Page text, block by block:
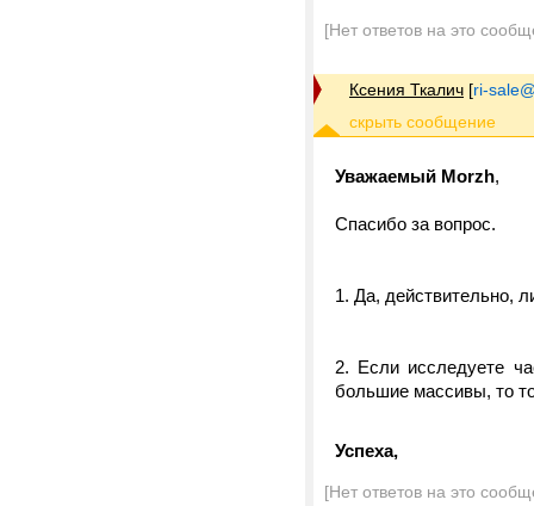
[Нет ответов на это
Ксения Ткалич [ri-
Уважаемый Morzh,
Спасибо за вопрос.
1. Да, действительно,
2. Если исследуете
большие массивы, то
Успеха,
[Нет ответов на это